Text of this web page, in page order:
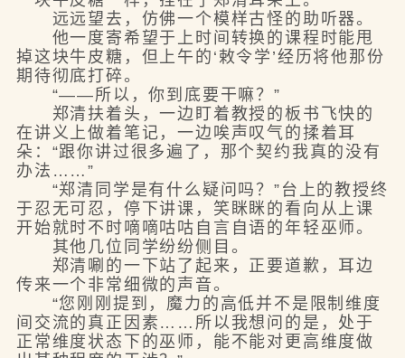
远远望去，仿佛一个模样古怪的助听器。
他一度寄希望于上时间转换的课程时能甩
掉这块牛皮糖，但上午的‘敕令学’经历将他那份
期待彻底打碎。
“——所以，你到底要干嘛？”
郑清扶着头，一边盯着教授的板书飞快的
在讲义上做着笔记，一边唉声叹气的揉着耳
朵：“跟你讲过很多遍了，那个契约我真的没有
办法……”
“郑清同学是有什么疑问吗？”台上的教授终
于忍无可忍，停下讲课，笑眯眯的看向从上课
开始就时不时嘀嘀咕咕自言自语的年轻巫师。
其他几位同学纷纷侧目。
郑清唰的一下站了起来，正要道歉，耳边
传来一个非常细微的声音。
“您刚刚提到，魔力的高低并不是限制维度
间交流的真正因素……所以我想问的是，处于
正常维度状态下的巫师，能不能对更高维度做